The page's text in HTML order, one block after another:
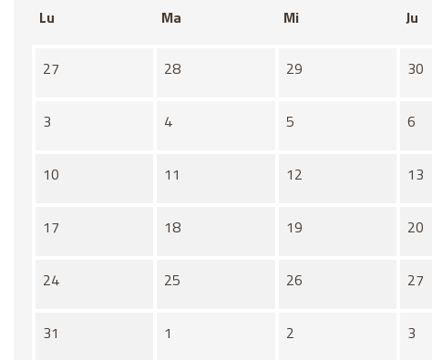
Lu
Ma Mi Ju
No hay ninguna actividad este mes
27 28 29 30
3 4 5 6
10 11 12 13
17 18 19 20
24 25 26 27
31 1 2 3